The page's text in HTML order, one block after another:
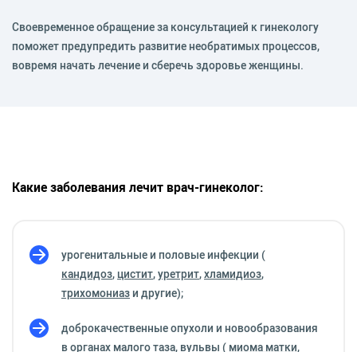
Своевременное обращение за консультацией к гинекологу
поможет предупредить развитие необратимых процессов,
вовремя начать лечение и сберечь здоровье женщины.
Какие заболевания лечит врач-гинеколог:
урогенитальные и половые инфекции (
кандидоз, цистит,уретрит,хламидиоз,
трихомониаз и другие);
доброкачественные опухоли и новообразования
в органах малого таза, вульвы ( миома матки,